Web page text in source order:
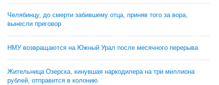
Челябинцу, до смерти забившему отца, приняв того за вора,
вынесли приговор
НМУ возвращаются на Южный Урал после месячного перерыва
Жительница Озерска, кинувшая наркодилера на три миллиона
рублей, отправится в колонию